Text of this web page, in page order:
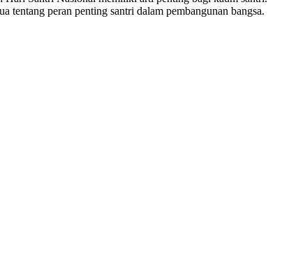
tentang peran penting santri dalam pembangunan bangsa.